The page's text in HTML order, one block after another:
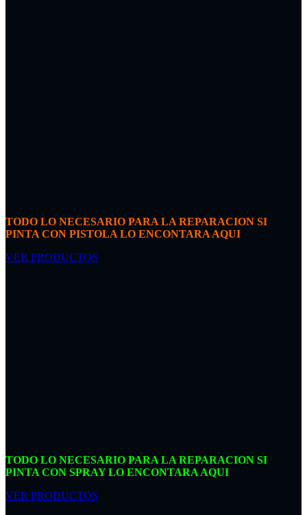
TODO LO NECESARIO PARA LA REPARACION SI
PINTA CON PISTOLA LO ENCONTARA AQUI
VER PRODUCTOS
TODO LO NECESARIO PARA LA REPARACION SI
PINTA CON SPRAY LO ENCONTARA AQUI
VER PRODUCTOS